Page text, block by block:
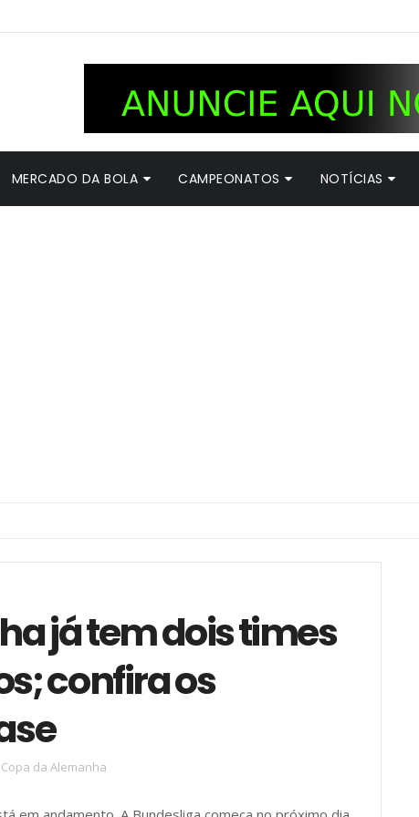
MERCADO DA BOLA CAMPEONATOS NOTÍCIAS
já tem dois times
confira os
Copa da Alemanha